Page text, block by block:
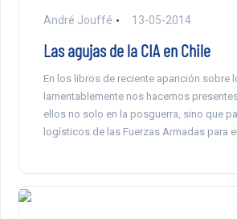
André Jouffé 13-05-2014
Las agujas de la CIA en Chile
En los libros de reciente aparición sobre
lamentablemente nos hacemos
ellos no solo en la posguerra, sino que
logísticos de las Fuerzas Armadas para